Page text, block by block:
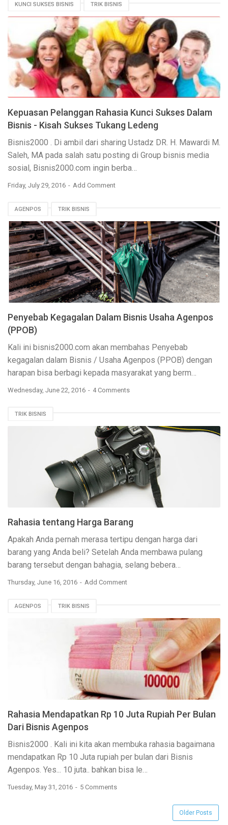
KUNCI SUKSES BISNIS TRIK BISNIS
Kepuasan Pelanggan Rahasia Kunci Sukses Dalam
Bisnis - Kisah Sukses Tukang Ledeng
Bisnis2000 . Di ambil dari sharing Ustadz DR. H. Mawardi M.
Saleh, MA pada salah satu posting di Group bisnis media
sosial, Bisnis2000.com ingin berba…
Friday, July 29, 2016 Add Comment
AGENPOS TRIK BISNIS
Penyebab Kegagalan Dalam Bisnis Usaha Agenpos
(PPOB)
Kali ini bisnis2000.com akan membahas Penyebab
kegagalan dalam Bisnis / Usaha Agenpos (PPOB) dengan
harapan bisa berbagi kepada masyarakat yang berm…
Wednesday, June 22, 2016 4 Comments
TRIK BISNIS
Rahasia tentang Harga Barang
Apakah Anda pernah merasa tertipu dengan harga dari
barang yang Anda beli? Setelah Anda membawa pulang
barang tersebut dengan bahagia, selang bebera…
Thursday, June 16, 2016 Add Comment
AGENPOS TRIK BISNIS
Rahasia Mendapatkan Rp 10 Juta Rupiah Per Bulan
Dari Bisnis Agenpos
Bisnis2000 . Kali ini kita akan membuka rahasia bagaimana
mendapatkan Rp 10 Juta rupiah per bulan dari Bisnis
Agenpos. Yes... 10 juta.. bahkan bisa le…
Tuesday, May 31, 2016 5 Comments
Older Posts